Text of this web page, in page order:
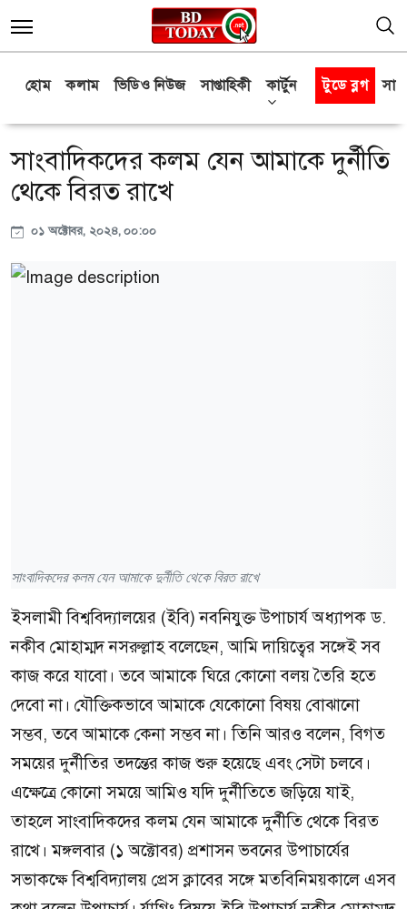
হোম কলাম ভিডিও নিউজ সাপ্তাহিকী কার্টুন টুডে ব্লগ
সাংবাদিকদের কলম যেন আমাকে দুর্নীতি
থেকে বিরত রাখে
০১ অক্টোবর, ২০২৪, ০০:০০
সাংবাদিকদের কলম যেন আমাকে দুর্নীতি থেকে বিরত রাখে
ইসলামী বিশ্ববিদ্যালয়ের (ইবি) নবনিযুক্ত উপাচার্য অধ্যাপক ড.
নকীব মোহাম্মদ নসরুল্লাহ বলেছেন, আমি দায়িত্বের সঙ্গেই সব
কাজ করে যাবো। তবে আমাকে ঘিরে কোনো বলয় তৈরি হতে
দেবো না। যৌক্তিকভাবে আমাকে যেকোনো বিষয় বোঝানো
সম্ভব, তবে আমাকে কেনা সম্ভব না। তিনি আরও বলেন, বিগত
সময়ের দুর্নীতির তদন্তের কাজ শুরু হয়েছে এবং সেটা চলবে।
এক্ষেত্রে কোনো সময়ে আমিও যদি দুর্নীতিতে জড়িয়ে যাই,
তাহলে সাংবাদিকদের কলম যেন আমাকে দুর্নীতি থেকে বিরত
রাখে। মঙ্গলবার (১ অক্টোবর) প্রশাসন ভবনের উপাচার্যের
সভাকক্ষে বিশ্ববিদ্যালয় প্রেস ক্লাবের সঙ্গে মতবিনিময়কালে এসব